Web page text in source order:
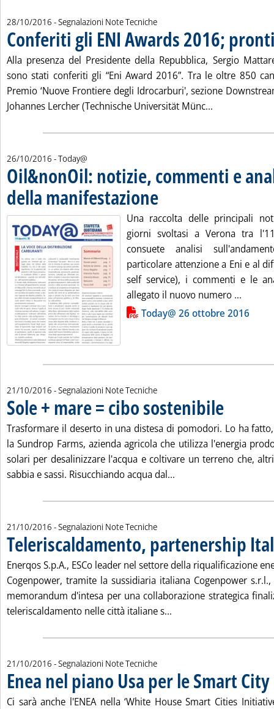
28/10/2016 - Segnalazioni Note Tecniche
Conferiti gli ENI Awards 2016;
Alla presenza del Presidente della Repubblica, Sergio
sono stati conferiti gli “Eni Award 2016”. Tra le oltre 850
Premio ‘Nuove Frontiere degli Idrocarburi', sezione
Johannes Lercher (Technische Universität Münc...
26/10/2016 - Today@
Oil&nonOil: notizie, commenti e
della manifestazione
Una raccolta delle principali
giorni svoltasi a Verona tra
consuete analisi
particolare attenzione a Eni e al
self service), i commenti e le
allegato il nuovo numero ...
Lista allegati PDF alla notiziaToday@ 26 ottobre 2016
21/10/2016 - Segnalazioni Note Tecniche
Sole + mare = cibo sostenibile
. Pubblicata venerdì 21 ottobre 2016 alle 15.28.
Trasformare il deserto in una distesa di pomodori. Lo ha
la Sundrop Farms, azienda agricola che utilizza l'energia
solari per desalinizzare l'acqua e coltivare un terreno che,
sabbia e sassi. Risucchiando acqua dal...
21/10/2016 - Segnalazioni Note Tecniche
Teleriscaldamento, partenership
. Pubblicata venerdì 21 ottobre 2016 alle 15.27.
Enerqos S.p.A., ESCo leader nel settore della riqualificazione
Cogenpower, tramite la sussidiaria italiana Cogenpower
memorandum d'intesa per una collaborazione strategica
teleriscaldamento nelle città italiane s...
21/10/2016 - Segnalazioni Note Tecniche
Enea nel piano Usa per le Smart City
. Pubblicata venerdì 21 ottobre 2016 alle 15.26.
Ci sarà anche l'ENEA nella ‘White House Smart Cities